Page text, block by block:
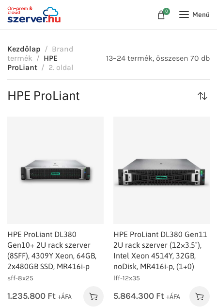
0 Menü
Kezdőlap
Brand
termék
HPE
ProLiant
2. oldal
13–24 termék, összesen 70 db
HPE ProLiant
HPE ProLiant DL380
Gen10+ 2U rack szerver
(8SFF), 4309Y Xeon, 64GB,
2x480GB SSD, MR416i-p
sff-8x25
1.235.800 Ft +ÁFA
HPE ProLiant DL380 Gen11
2U rack szerver (12×3.5″),
Intel Xeon 4514Y, 32GB,
noDisk, MR416i‑p, (1+0)
lff-12x35
5.864.300 Ft +ÁFA